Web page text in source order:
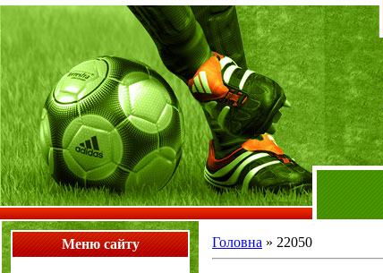
Меню сайту Головна » 22050